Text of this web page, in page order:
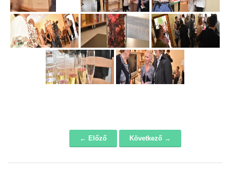
← Előző Következő →